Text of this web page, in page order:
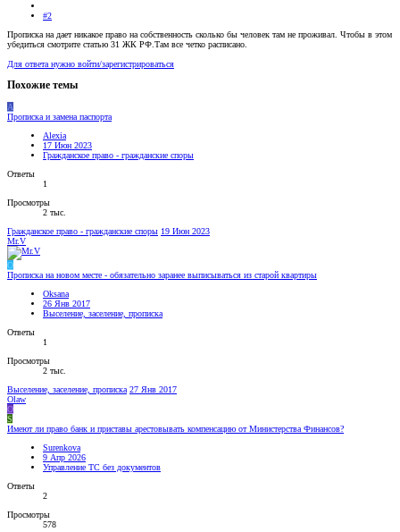
#2
Прописка на дает никакое право на собственность сколько бы человек там не проживал. Чтобы в этом
убедиться смотрите статью 31 ЖК РФ.Там все четко расписано.
Для ответа нужно войти/зарегистрироваться
Похожие темы
A
Прописка и замена паспорта
Alexia
17 Июн 2023
Гражданское право - гражданские споры
Ответы
1
Просмотры
2 тыс.
Гражданское право - гражданские споры 19 Июн 2023
Mr.V
O
Прописка на новом месте - обязательно заранее выписываться из старой квартиры
Oksana
26 Янв 2017
Выселение, заселение, прописка
Ответы
1
Просмотры
2 тыс.
Выселение, заселение, прописка 27 Янв 2017
Olaw
O
S
Имеют ли право банк и приставы арестовывать компенсацию от Министерства Финансов?
Surenkova
9 Апр 2026
Управление ТС без документов
Ответы
2
Просмотры
578